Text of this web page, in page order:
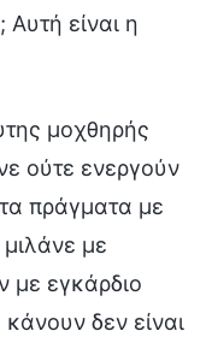
Αυτή είναι η
μοχθηρής
ούτε ενεργούν
τα πράγματα με
μιλάνε με
με εγκάρδιο
δεν είναι